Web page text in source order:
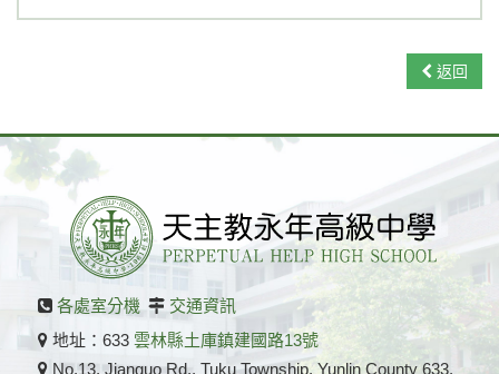
升學資訊
獎助學金
重要訊息
108課綱
返回
各處室分機
交通資訊
地址：633 雲林縣土庫鎮建國路13號
No.13, Jianguo Rd., Tuku Township, Yunlin County 633,